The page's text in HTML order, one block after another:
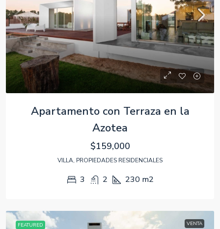
Apartamento con Terraza en la
Azotea
$159,000
VILLA, PROPIEDADES RESIDENCIALES
3 2 230 m2
FEATURED VENTA